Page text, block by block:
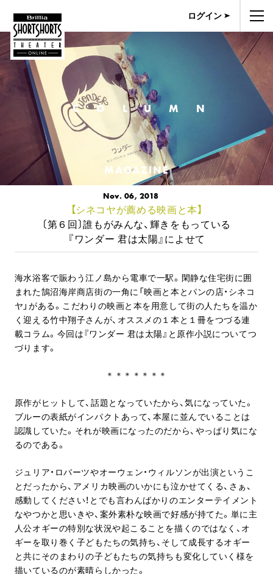
ログイン
MAGAZINE
COLUMN
Nov. 06, 2018
【シネコヤが薦める映画と本】
〔第６回〕誰もがみんな、輝きをもっている
『ワンダー 君は太陽』によせて
海水浴客で賑わう江ノ島から電車で一駅。閑静な住宅街に囲
まれた鵠沼海岸商店街の一角に「映画と本とパンの店・シネコ
ヤ」がある。こだわりの映画と本を用意して街の人たちを温か
く迎える竹中翔子さんが、オススメの１本と１冊をつづる連
載コラム。今回は『ワンダー 君は太陽』と原作小説についてつ
づります。
＊＊＊＊＊＊＊
原作がヒットして、話題となっていたから、気になっていた。
ブルーの表紙がインパクトあって、本屋に並んでいることは
認識していた。それが映画になったのだから、やっぱり気にな
るのである。
ジュリア・ロバーツやオーウェン・ウィルソンが出演というこ
とだったから、アメリカ映画のいかにも泣かせてくる、さぁ、
感動してください！とでも言わんばかりのエンターテイメント
なやつかと思いきや、案外素朴な映画で好感が持てた。単に主
人公オギーの特別な状況や起こることを描くのではなく、オ
ギーを取り巻く子どもたちの気持ち、そして成長するオギー
と共にそのまわりの子どもたちの気持ちも変化していく様を
描いているのが素晴らしかった。